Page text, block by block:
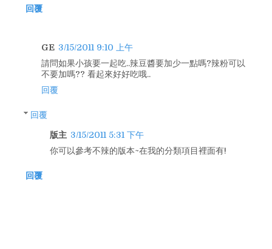
回覆
GE 3/15/2011 9:10 上午
請問如果小孩要一起吃..辣豆醬要加少一點嗎?辣粉可以
不要加嗎?? 看起來好好吃哦..
回覆
回覆
版主 3/15/2011 5:31 下午
你可以參考不辣的版本~在我的分類項目裡面有!
回覆